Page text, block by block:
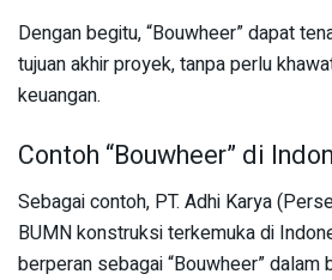
Dengan begitu, “Bouwheer” dapat
tujuan akhir proyek, tanpa perlu
keuangan.
Contoh “Bouwheer” di
Sebagai contoh, PT. Adhi Karya
BUMN konstruksi terkemuka di
berperan sebagai “Bouwheer” dalam